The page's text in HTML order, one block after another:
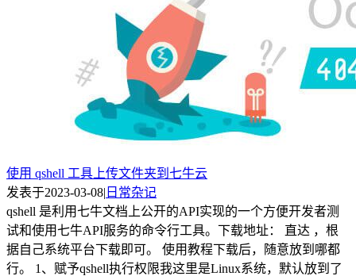
使用 qshell 工具上传文件夹到七牛云
发表于2023-03-08| 日常杂记
qshell 是利用七牛文档上公开的API实现的一个方便开发者测
试和使用七牛API服务的命令行工具。下载地址： 直达 ，根
据自己系统平台下载即可。 使用教程下载后，随意放到哪都
行。 1、赋予qshell执行权限我这里是Linux系统，默认放到了